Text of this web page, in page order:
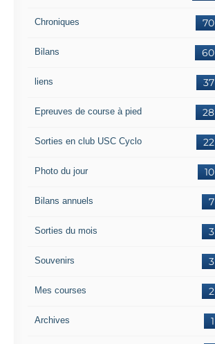
70
Chroniques
60
Bilans
37
liens
28
Epreuves de course à pied
22
Sorties en club USC Cyclo
10
Photo du jour
7
Bilans annuels
3
Sorties du mois
3
Souvenirs
2
Mes courses
1
Archives